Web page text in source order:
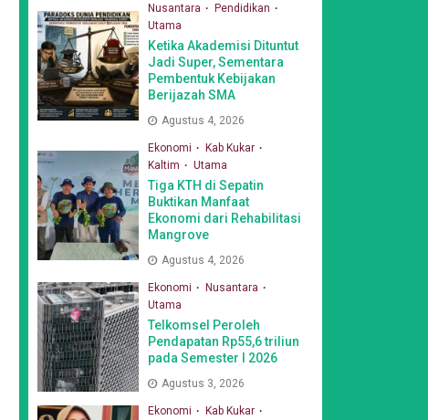
Nusantara
Pendidikan
Utama
Ketika Akademisi Dituntut
Jadi Super, Sementara
Pembentuk Kebijakan
Berijazah SMA
Agustus 4, 2026
Ekonomi
Kab Kukar
Kaltim
Utama
Tiga KTH di Sepatin
Buktikan Manfaat
Ekonomi dari Rehabilitasi
Mangrove
Agustus 4, 2026
Ekonomi
Nusantara
Utama
Telkomsel Peroleh
Pendapatan Rp55,6 triliun
pada Semester I 2026
Agustus 3, 2026
Ekonomi
Kab Kukar